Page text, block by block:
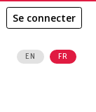
EN FR
Se connecter